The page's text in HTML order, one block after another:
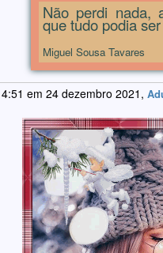
Não perdi nada,
que tudo podia
Miguel Sousa Tavares
em 24 dezembro 2021,